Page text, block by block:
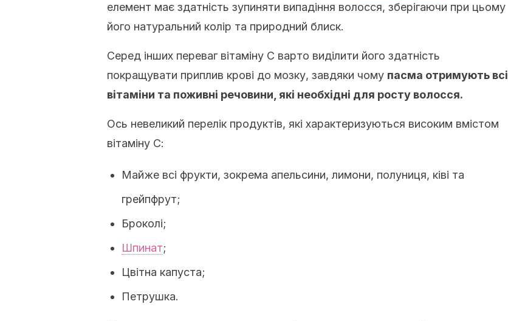
елемент має здатність зупиняти випадіння волосся, зберігаючи при цьому
його натуральний колір та природний блиск.
Серед інших переваг вітаміну С варто виділити його здатність
покращувати приплив крові до мозку, завдяки чому пасма отримують всі
вітаміни та поживні речовини, які необхідні для росту волосся.
Ось невеликий перелік продуктів, які характеризуються високим вмістом
вітаміну С:
Майже всі фрукти, зокрема апельсини, лимони, полуниця, ківі та
грейпфрут;
Броколі;
Шпинат;
Цвітна капуста;
Петрушка.